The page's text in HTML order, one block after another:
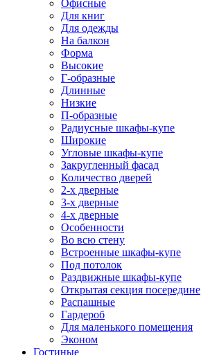
Офисные
Для книг
Для одежды
На балкон
Форма
Высокие
Г-образные
Длинные
Низкие
П-образные
Радиусные шкафы-купе
Широкие
Угловые шкафы-купе
Закругленный фасад
Количество дверей
2-х дверные
3-х дверные
4-х дверные
Особенности
Во всю стену
Встроенные шкафы-купе
Под потолок
Раздвижные шкафы-купе
Открытая секция посередине
Распашные
Гардероб
Для маленького помещения
Эконом
Гостиные